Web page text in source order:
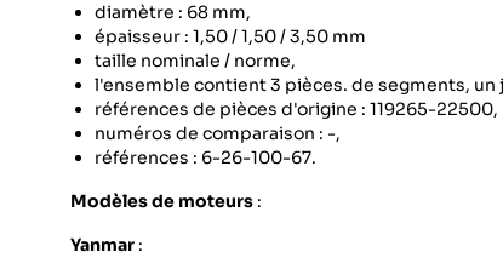
diamètre : 68 mm,
épaisseur : 1,50 / 1,50 / 3,50 mm
taille nominale / norme,
l'ensemble contient 3 pièces. de segments, un
références de pièces d'origine : 119265-22500,
numéros de comparaison : -,
références : 6-26-100-67.
Modèles de moteurs :
Yanmar :